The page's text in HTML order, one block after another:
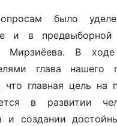
было
и в предвыборной
Мирзиёева. В
глава нашего
что главная цель на
в развитии
и создании